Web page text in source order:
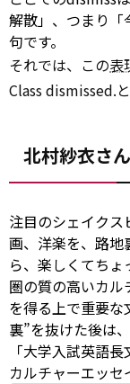
解散」、つまり「
句です。
それでは、この表
Class dismissed.
北村紗衣さ
注目のシェイク
画、洋楽を、路地
ら、楽しくてち
圏の質の高いカ
を得る上で重要な
裏”を抜けた後は
「大学入試英語
カルチャーエッセ